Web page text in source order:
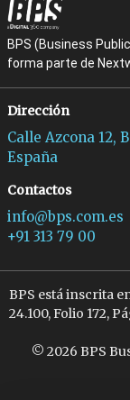
BPS (Business
forma parte de
Dirección
Calle Azcona 12,
España
Contactos
info@bps.com.es
+91 313 79 00
BPS está inscrita
24.100, Folio 172,
© 2026 BPS